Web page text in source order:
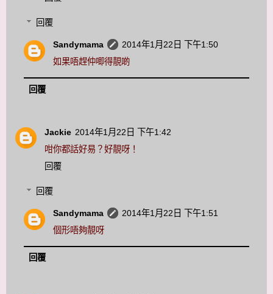
回覆
Sandymama
2014年1月22日 下午1:50
如果唔趕仲唧得靚啲
回覆
Jackie 2014年1月22日 下午1:42
咁你都話好易？好靚呀！
回覆
回覆
Sandymama
2014年1月22日 下午1:51
個形唔夠靚呀
回覆